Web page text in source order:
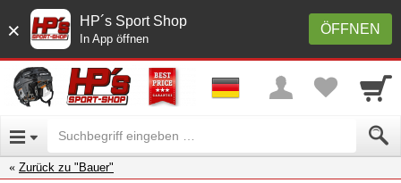
× ÖFFNEN
HP´s Sport Shop
In App öffnen
Zurück zu "Bauer"